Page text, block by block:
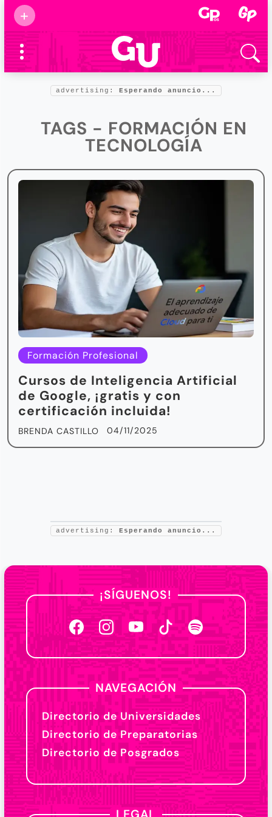
+
Supermamás
2025
Marcas de
confianza
Foro salud
advertising: Esperando anuncio...
TAGS - FORMACIÓN EN
TECNOLOGÍA
Formación Profesional
Cursos de Inteligencia Artificial
de Google, ¡gratis y con
certificación incluida!
BRENDA CASTILLO 04/11/2025
advertising: Esperando anuncio...
¡SÍGUENOS!
NAVEGACIÓN
Directorio de Universidades
Directorio de Preparatorias
Directorio de Posgrados